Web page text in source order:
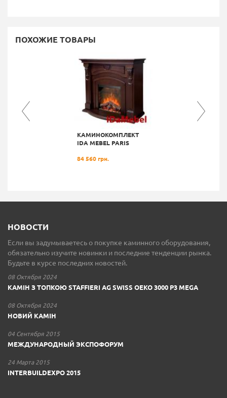
ПОХОЖИЕ ТОВАРЫ
КАМИНОКОМПЛЕКТ
IDA MEBEL PARIS
84 560 грн.
НОВОСТИ
Если вы задумываетесь о покупке каминного оборудования,
обязательно изучите новинки и последние тенденции рынка.
Будьте в курсе последних новостей.
08 Октября 2024
КАМІН З ТОПКОЮ STAFFIERI AG SWISS OEKO 3000 P3 MEGA
08 Октября 2024
НОВИЙ КАМІН
04 Сентября 2015
МЕЖДУНАРОДНЫЙ ЭКСПОФОРУМ
24 Марта 2015
INTERBUILDEXPO 2015